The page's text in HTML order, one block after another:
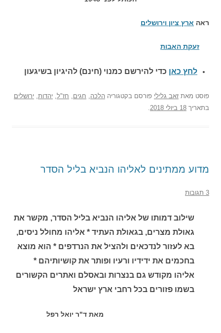
ראה ארץ ציון וירושלים
זעקת האבות
לחץ כאן כדי להירשם כמנוי (חינם) להיגיון בשיגעון
פוסט מאת זאב גלילי פורסם בקטגוריה הלכה חגים חז"ל יהדות ירושלים
בתאריך 18 ביולי 2018
מדוע ממתינים לאליהו הנביא בליל הסדר
3 תגובות
שילוב דמותו של אליהו הנביא בליל הסדר, מקשר את
גאולת מצרים, בגאולת העתיד * אליהו מחולל ניסים,
בא לעזור לנדכאים ולהציל את הנרדפים * הוא מוצא
בחכמים את ידידיו ורעיו ופותר את קושיותיהם *
אליהו מקודש גם בנצרות ובאסלם ואתרים הקשורים
בשמו פזורים בכל רחבי ארץ ישראל
מאת ד"ר יואל רפל